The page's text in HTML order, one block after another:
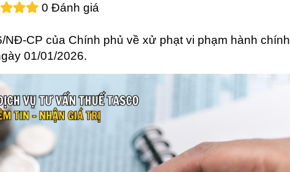
0 Đánh giá
CP của Chính phủ về xử phạt vi phạm hành chính
01/01/2026.